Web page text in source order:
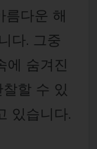
름다운 해
다. 그중
에 숨겨진
할 수 있
있습니다.